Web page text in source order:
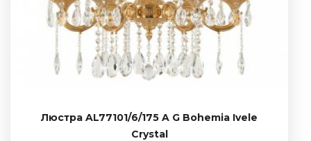
Люстра AL77101/6/175 A G Bohemia Ivele
Crystal